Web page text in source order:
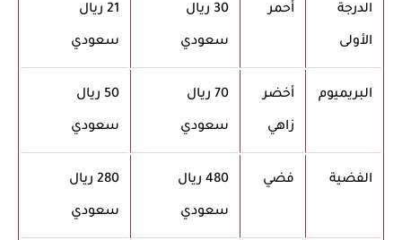
الدرجة
الأولى
أحمر 30 ريال
سعودي
21 ريال
سعودي
البريميوم أخضر
زاهي
70 ريال
سعودي
50 ريال
سعودي
الفضية فضي 480 ريال
سعودي
280 ريال
سعودي